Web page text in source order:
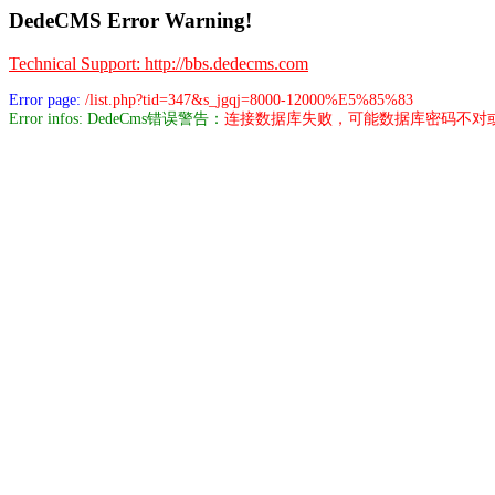
DedeCMS Error Warning!
Technical Support: http://bbs.dedecms.com
Error page: /list.php?tid=347&s_jgqj=8000-12000%E5%85%83
Error infos: DedeCms错误警告： 连接数据库失败，可能数据库密码不对